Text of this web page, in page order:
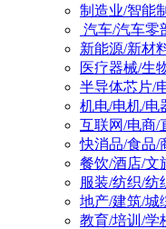
制造业/智能
汽车/汽车零
新能源/新材
医疗器械/生
半导体芯片/
机电/电机/电
互联网/电商/
快消品/食品/
餐饮/酒店/文
服装/纺织/纺
地产/建筑/城
教育/培训/学